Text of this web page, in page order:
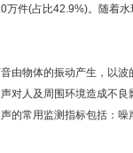
件(占比42.9%)。随着
物体的振动产生，以波
对人及周围环境造成不
的常用监测指标包括：